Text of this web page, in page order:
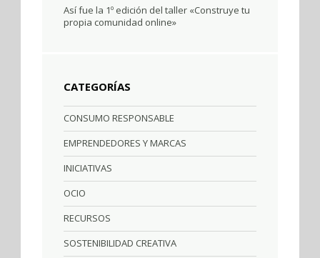
Así fue la 1º edición del taller «Construye tu
propia comunidad online»
CATEGORÍAS
CONSUMO RESPONSABLE
EMPRENDEDORES Y MARCAS
INICIATIVAS
OCIO
RECURSOS
SOSTENIBILIDAD CREATIVA